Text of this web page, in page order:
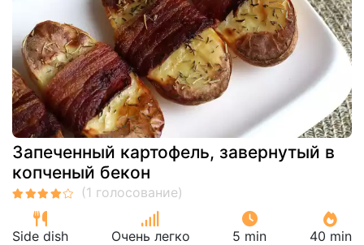
Запеченный картофель, завернутый в
копченый бекон
Side dish Очень легко 5 min 40 min